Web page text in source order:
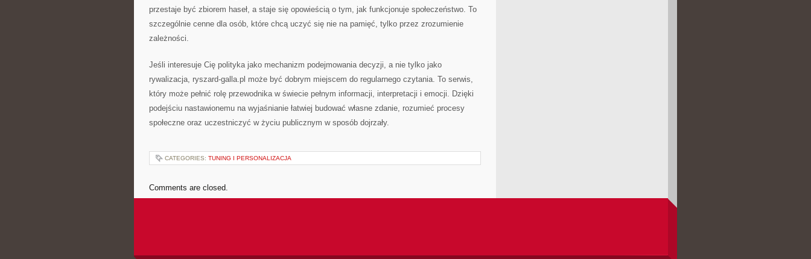
przestaje być zbiorem haseł, a staje się opowieścią o tym, jak funkcjonuje społeczeństwo. To
szczególnie cenne dla osób, które chcą uczyć się nie na pamięć, tylko przez zrozumienie
zależności.
Jeśli interesuje Cię polityka jako mechanizm podejmowania decyzji, a nie tylko jako
rywalizacja, ryszard-galla.pl może być dobrym miejscem do regularnego czytania. To serwis,
który może pełnić rolę przewodnika w świecie pełnym informacji, interpretacji i emocji. Dzięki
podejściu nastawionemu na wyjaśnianie łatwiej budować własne zdanie, rozumieć procesy
społeczne oraz uczestniczyć w życiu publicznym w sposób dojrzały.
CATEGORIES: TUNING I PERSONALIZACJA
Comments are closed.